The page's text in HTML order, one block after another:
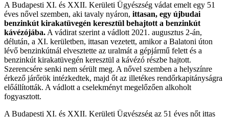
A Budapesti XI. és XXII. Kerületi Ügyészség vádat emelt egy 51
éves nővel szemben, aki tavaly nyáron, ittasan, egy újbudai
benzinkút kirakatüvegén keresztül behajtott a benzinkút
kávézójába. A vádirat szerint a vádlott 2021. augusztus 2-án,
délután, a XI. kerületben, ittasan vezetett, amikor a Balatoni úton
lévő benzinkútnál elvesztette az uralmát a gépjármű felett és a
benzinkút kirakatüvegén keresztül a kávézó részbe hajtott.
Szerencsére senki nem sérült meg. A nővel szemben a helyszínre
érkező járőrök intézkedtek, majd őt az illetékes rendőrkapitányságra
előállították. A vádlott a cselekményt megelőzően alkoholt
fogyasztott.
A Budapesti XI. és XXII. Kerületi Ügyészség az 51 éves nőt ittas